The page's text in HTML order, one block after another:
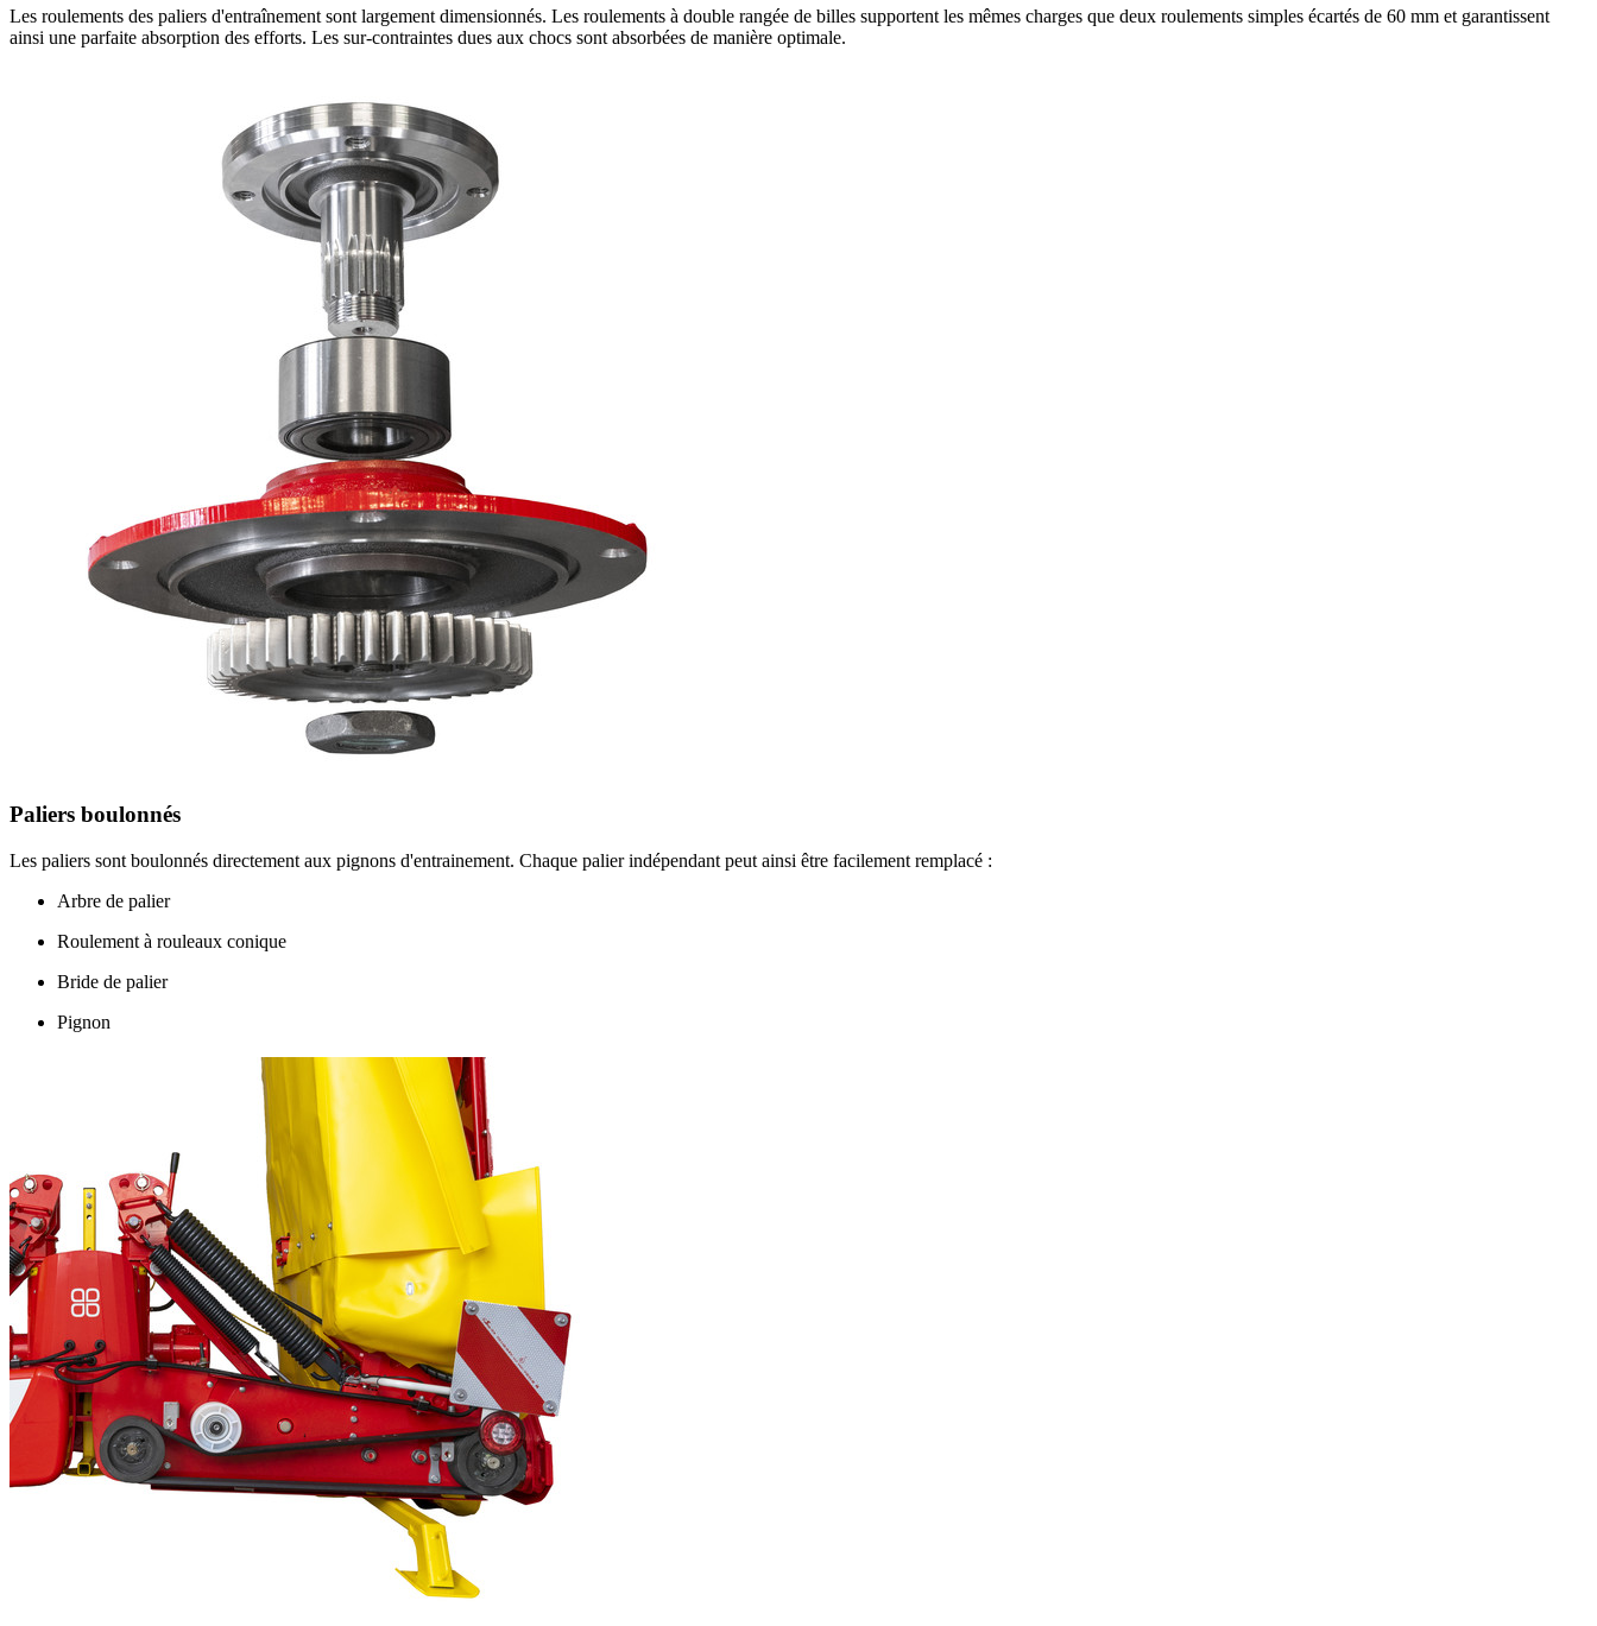
Les roulements des paliers d'entraînement sont largement dimensionnés. Les roulements à double rangée de billes supportent les mêmes charges que deux roulements simples écartés de 60 mm et garantissent
ainsi une parfaite absorption des efforts. Les sur-contraintes dues aux chocs sont absorbées de manière optimale.
Paliers boulonnés
Les paliers sont boulonnés directement aux pignons d'entrainement. Chaque palier indépendant peut ainsi être facilement remplacé :
Arbre de palier
Roulement à rouleaux conique
Bride de palier
Pignon